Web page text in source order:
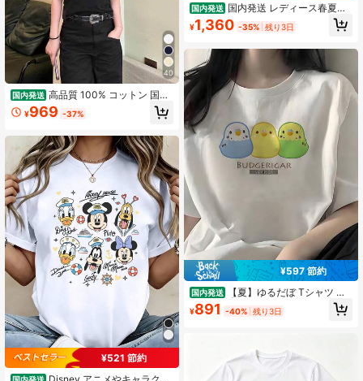
40
国内発送 高品質 100% コットン 国内
発送レディース半袖トップス クルー
ネックルーズシルエット ヴィンテー
通気性に優れ 夏デイリー・カジュア
ルに最適 どんなボトムスにも合わせ
やすい万能 T シャツ
¥969 -37%
¥521 節約
国内発送 国内発送 レディース春夏新
作 ユニークデザイン ファッションプ
リント ラウンドネック カジュアル万
半袖 T シャツ 着心地抜群
¥1,360 -35% 残り3日
¥597 節約
国内発送
【夏】ゆるだぼ Tシャツ レ
ディース | カジュアル / ロゴ / キャラ
トップス
¥891 -40% 残り3日